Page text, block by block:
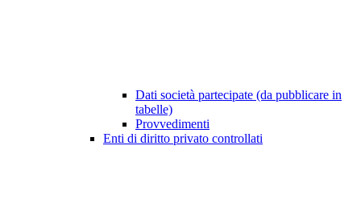
Dati società partecipate (da pubblicare in
tabelle)
Provvedimenti
Enti di diritto privato controllati